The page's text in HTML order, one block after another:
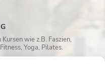
wie z.B. Faszien,
Yoga, Pilates.